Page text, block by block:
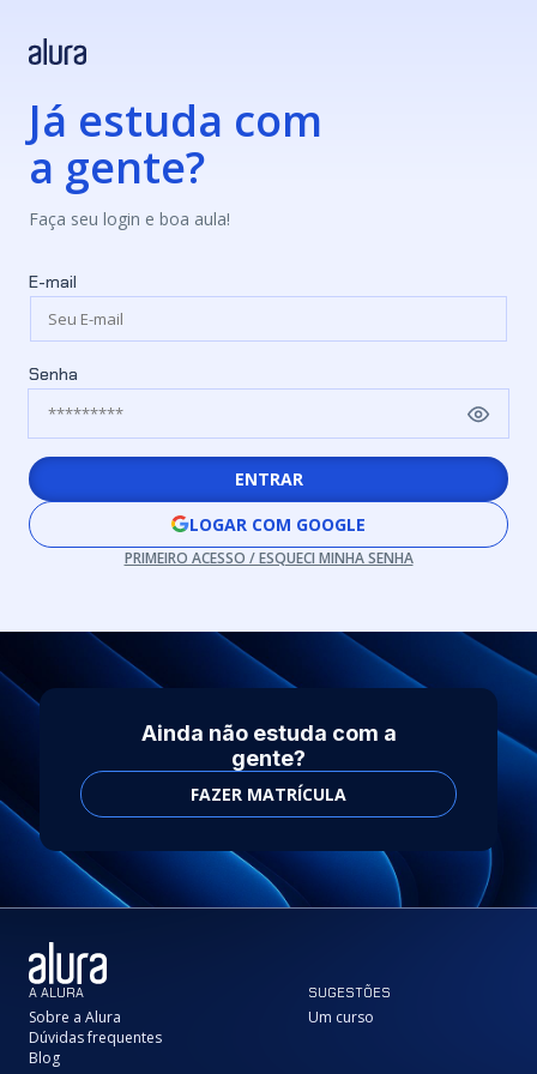
Já estuda com
a gente?
Faça seu login e boa aula!
E-mail
Senha
ENTRAR
LOGAR COM GOOGLE
PRIMEIRO ACESSO / ESQUECI MINHA SENHA
Ainda não estuda com a
gente?
FAZER MATRÍCULA
A ALURA
Sobre a Alura
Dúvidas frequentes
Blog
SUGESTÕES
Um curso